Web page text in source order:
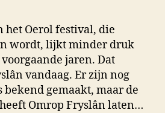
het Oerol festival, die
wordt, lijkt minder druk
jaren. Dat
vandaag. Er zijn nog
bekend gemaakt, maar de
Omrop Fryslân laten…